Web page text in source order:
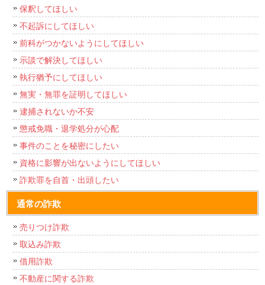
保釈してほしい
不起訴にしてほしい
前科がつかないようにしてほしい
示談で解決してほしい
執行猶予にしてほしい
無実・無罪を証明してほしい
逮捕されないか不安
懲戒免職・退学処分が心配
事件のことを秘密にしたい
資格に影響が出ないようにしてほしい
詐欺罪を自首・出頭したい
通常の詐欺
売りつけ詐欺
取込み詐欺
借用詐欺
不動産に関する詐欺